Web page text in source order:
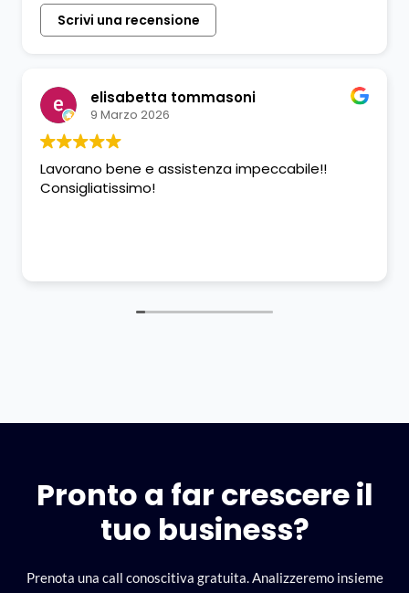
Scrivi una recensione
elisabetta tommasoni
9 Marzo 2026
Lavorano bene e assistenza impeccabile!!
Consigliatissimo!
Pronto a far crescere il
tuo business?
Prenota una call conoscitiva gratuita. Analizzeremo insieme